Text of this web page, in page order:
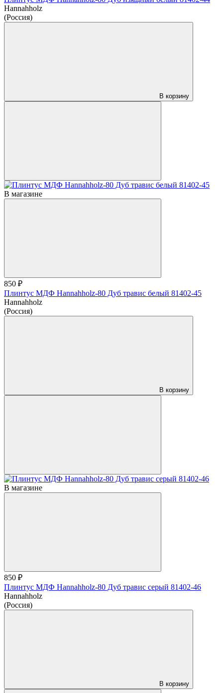
Hannahholz
(Россия)
В корзину
В магазине
850 ₽
Плинтус МДФ Hannahholz-80 Дуб травис белый 81402-45
Hannahholz
(Россия)
В корзину
В магазине
850 ₽
Плинтус МДФ Hannahholz-80 Дуб травис серый 81402-46
Hannahholz
(Россия)
В корзину